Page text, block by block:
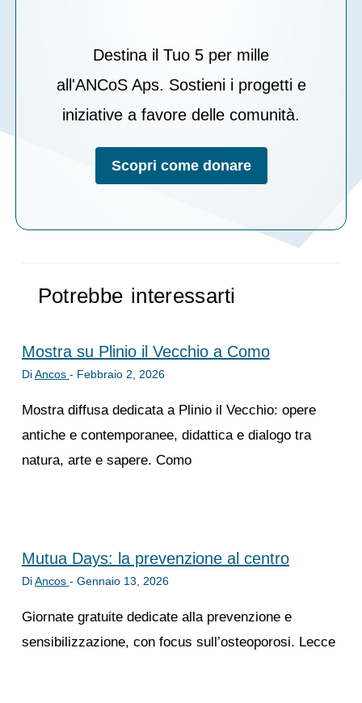
Destina il Tuo 5 per mille
all'ANCoS Aps. Sostieni i progetti e
iniziative a favore delle comunità.
Scopri come donare
Potrebbe interessarti
Mostra su Plinio il Vecchio a Como
DiAncos - Febbraio 2, 2026
Mostra diffusa dedicata a Plinio il Vecchio: opere
antiche e contemporanee, didattica e dialogo tra
natura, arte e sapere. Como
Mutua Days: la prevenzione al centro
DiAncos - Gennaio 13, 2026
Giornate gratuite dedicate alla prevenzione e
sensibilizzazione, con focus sull’osteoporosi. Lecce